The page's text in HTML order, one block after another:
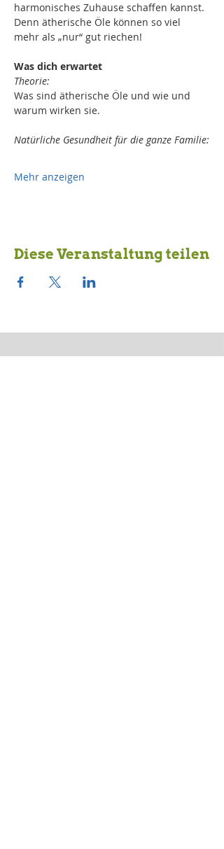
harmonisches Zuhause schaffen kannst.
Denn ätherische Öle können so viel
mehr als „nur“ gut riechen!
Was dich erwartet
Theorie:
Was sind ätherische Öle und wie und
warum wirken sie.
Natürliche Gesundheit für die ganze Familie:
Mehr anzeigen
Diese Veranstaltung teilen